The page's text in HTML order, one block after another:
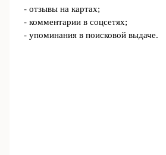
- отзывы на картах;
- комментарии в соцсетях;
- упоминания в поисковой выдаче.